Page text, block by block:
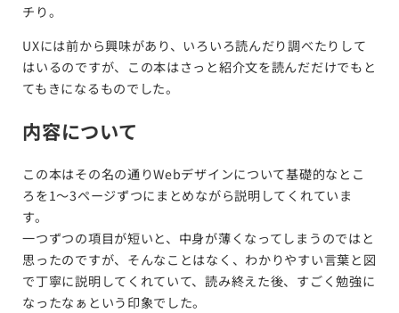
チり。
UXには前から興味があり、いろいろ読んだり調べたりして
はいるのですが、この本はさっと紹介文を読んだだけでもと
てもきになるものでした。
内容について
この本はその名の通りWebデザインについて基礎的なとこ
ろを1〜3ページずつにまとめながら説明してくれていま
す。
一つずつの項目が短いと、中身が薄くなってしまうのではと
思ったのですが、そんなことはなく、わかりやすい言葉と図
で丁寧に説明してくれていて、読み終えた後、すごく勉強に
なったなぁという印象でした。